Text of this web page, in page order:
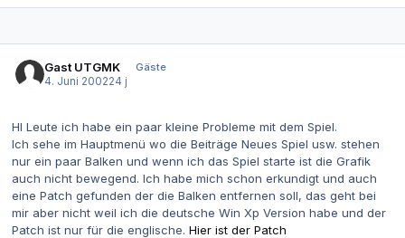
Gast UTGMK
Gäste
4. Juni 200224 j
HI Leute ich habe ein paar kleine Probleme mit dem Spiel.
Ich sehe im Hauptmenü wo die Beiträge Neues Spiel usw. stehen
nur ein paar Balken und wenn ich das Spiel starte ist die Grafik
auch nicht bewegend. Ich habe mich schon erkundigt und auch
eine Patch gefunden der die Balken entfernen soll, das geht bei
mir aber nicht weil ich die deutsche Win Xp Version habe und der
Patch ist nur für die englische. Hier ist der Patch